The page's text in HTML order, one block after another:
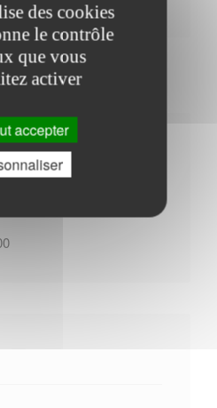
des cookies
le contrôle
que vous
activer
accepter